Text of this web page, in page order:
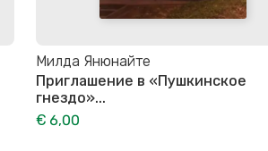
Милда Янюнайте
Приглашение в «Пушкинское
гнездо»...
€ 6,00